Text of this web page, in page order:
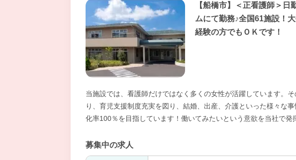
【船橋市】＜正看護師＞
ムにて勤務♪全国61施設！
経験の方でもＯＫです！
当施設では、看護師だけではなく多くの女性が活躍しています。
り、育児支援制度充実を図り、結婚、出産、介護といった様々な
化率100％を目指しています！働いてみたいという意欲を当社で発
募集中の求人